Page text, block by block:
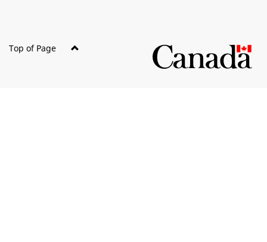
Top of Page